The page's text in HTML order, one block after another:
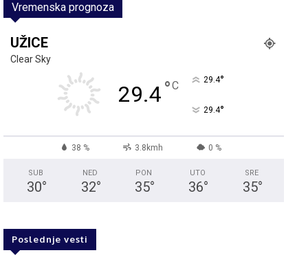
Vremenska prognoza
UŽICE
Clear Sky
29.4°C 29.4°
29.4°
38 % 3.8kmh 0 %
SUB
30°
NED
32°
PON
35°
UTO
36°
SRE
35°
Poslednje vesti